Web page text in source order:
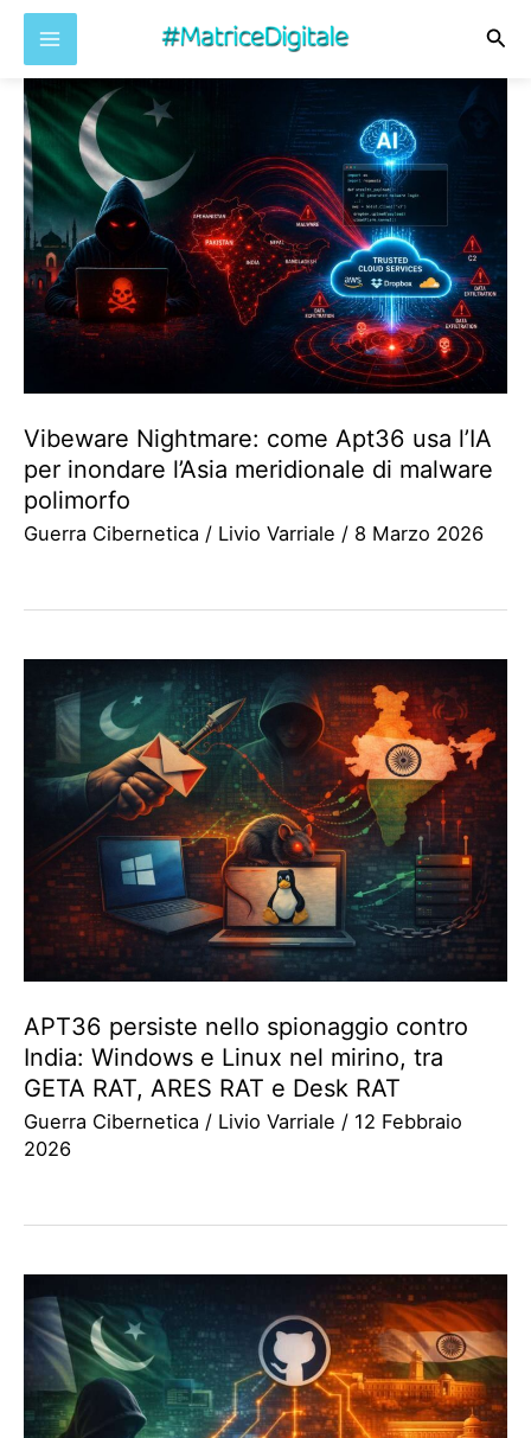
Vai
contenuto
Vibeware Nightmare: come Apt36 usa l’IA
per inondare l’Asia meridionale di malware
polimorfo
Guerra Cibernetica / Livio Varriale / 8 Marzo 2026
APT36 persiste nello spionaggio contro
India: Windows e Linux nel mirino, tra
GETA RAT, ARES RAT e Desk RAT
Guerra Cibernetica / Livio Varriale / 12 Febbraio
2026